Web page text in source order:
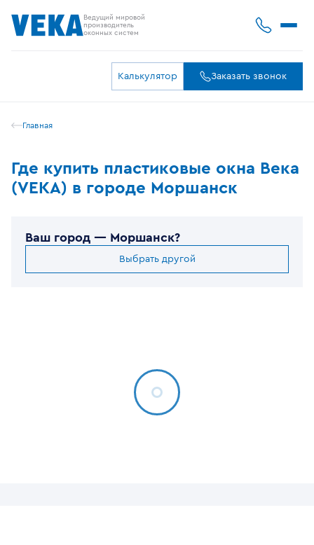
Ведущий мировой
производитель
оконных систем
Калькулятор Заказать звонок
Главная
Где купить пластиковые окна Века
(VEKA) в городе Моршанск
Ваш город — Моршанск?
Выбрать другой